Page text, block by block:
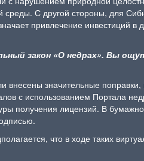
С другой стороны, для
привлечение инвестиций
закон «О недрах». Вы
внесены значительные
с использованием Портала
получения лицензий. В
что в ходе таких